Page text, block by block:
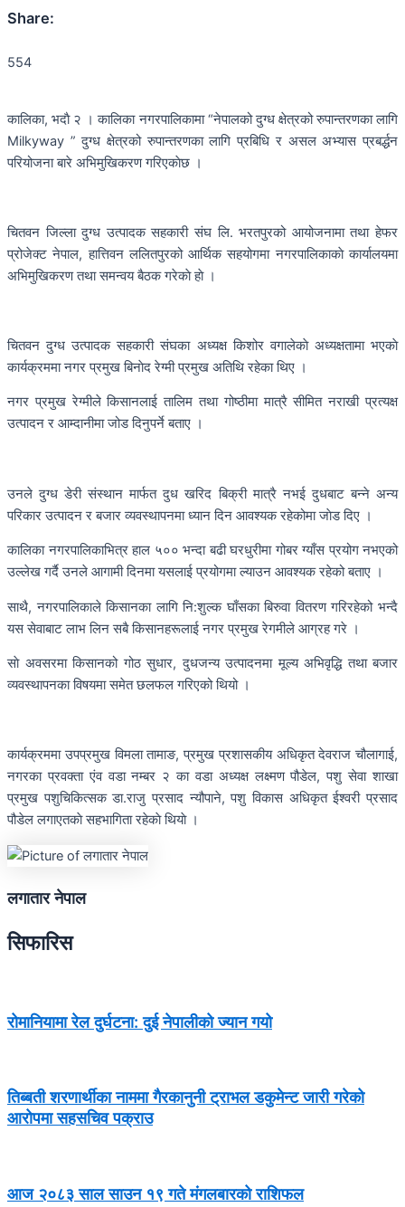
Share:
554
कालिका, भदाै २ । कालिका नगरपालिकामा “नेपालको दुग्ध क्षेत्रको रुपान्तरणका लागि
Milkyway ” दुग्ध क्षेत्रको रुपान्तरणका लागि प्रबिधि र असल अभ्यास प्रबर्द्धन
परियोजना बारे अभिमुखिकरण गरिएकाेछ ।
चितवन जिल्ला दुग्ध उत्पादक सहकारी संघ लि. भरतपुरको आयोजनामा तथा हेफर
प्रोजेक्ट नेपाल, हात्तिवन ललितपुरको आर्थिक सहयोगमा नगरपालिकाकाे कार्यालयमा
अभिमुखिकरण तथा समन्वय बैठक गरेकाे हाे ।
चितवन दुग्ध उत्पादक सहकारी संघका अध्यक्ष किशोर वगालेकाे अध्यक्षतामा भएकाे
कार्यक्रममा नगर प्रमुख बिनाेद रेग्मी प्रमुख अतिथि रहेका थिए ।
नगर प्रमुख रेग्मीले किसानलाई तालिम तथा गोष्ठीमा मात्रै सीमित नराखी प्रत्यक्ष
उत्पादन र आम्दानीमा जोड दिनुपर्ने बताए ।
उनले दुग्ध डेरी संस्थान मार्फत दुध खरिद बिक्री मात्रै नभई दुधबाट बन्ने अन्य
परिकार उत्पादन र बजार व्यवस्थापनमा ध्यान दिन आवश्यक रहेकोमा जाेड दिए ।
कालिका नगरपालिकाभित्र हाल ५०० भन्दा बढी घरधुरीमा गोबर ग्याँस प्रयोग नभएको
उल्लेख गर्दै उनले आगामी दिनमा यसलाई प्रयोगमा ल्याउन आवश्यक रहेको बताए ।
साथै, नगरपालिकाले किसानका लागि नि:शुल्क घाँसका बिरुवा वितरण गरिरहेको भन्दै
यस सेवाबाट लाभ लिन सबै किसानहरूलाई नगर प्रमुख रेगमीले आग्रह गरे ।
साे अवसरमा किसानको गोठ सुधार, दुधजन्य उत्पादनमा मूल्य अभिवृद्धि तथा बजार
व्यवस्थापनका विषयमा समेत छलफल गरिएको थियो ।
कार्यक्रममा उपप्रमुख विमला तामाङ, प्रमुख प्रशासकीय अधिकृत देवराज चौलागाई,
नगरका प्रवक्ता एंव वडा नम्बर २ का वडा अध्यक्ष लक्ष्मण पौडेल, पशु सेवा शाखा
प्रमुख पशुचिकित्सक डा.राजु प्रसाद न्यौपाने, पशु विकास अधिकृत ईश्वरी प्रसाद
पौडेल लगाएतकाे सहभागिता रहेकाे थियाे ।
लगातार नेपाल
सिफारिस
रोमानियामा रेल दुर्घटना: दुई नेपालीको ज्यान गयो
तिब्बती शरणार्थीका नाममा गैरकानुनी ट्राभल डकुमेन्ट जारी गरेको
आरोपमा सहसचिव पक्राउ
आज २०८३ साल साउन १९ गते मंगलबारको राशिफल